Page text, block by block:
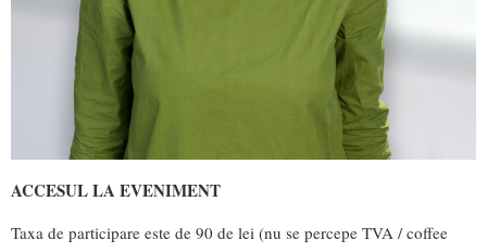
ACCESUL LA EVENIMENT
Taxa de participare este de 90 de lei (nu se percepe TVA / coffee